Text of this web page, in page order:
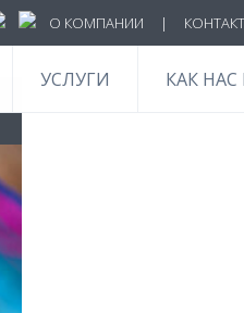
О КОМПАНИИ |
УСЛУГИ КАК